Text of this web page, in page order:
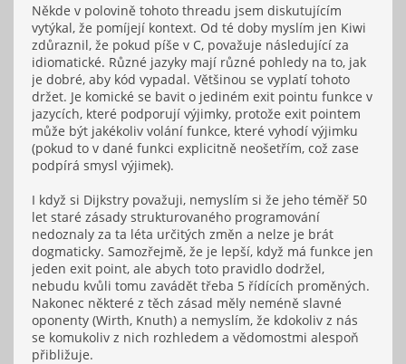
Někde v polovině tohoto threadu jsem diskutujícím
vytýkal, že pomíjejí kontext. Od té doby myslím jen Kiwi
zdůraznil, že pokud píše v C, považuje následující za
idiomatické. Různé jazyky mají různé pohledy na to, jak
je dobré, aby kód vypadal. Většinou se vyplatí tohoto
držet. Je komické se bavit o jediném exit pointu funkce v
jazycích, které podporují výjimky, protože exit pointem
může být jakékoliv volání funkce, které vyhodí výjimku
(pokud to v dané funkci explicitně neošetřím, což zase
podpírá smysl výjimek).
I když si Dijkstry považuji, nemyslím si že jeho téměř 50
let staré zásady strukturovaného programování
nedoznaly za ta léta určitých změn a nelze je brát
dogmaticky. Samozřejmě, že je lepší, když má funkce jen
jeden exit point, ale abych toto pravidlo dodržel,
nebudu kvůli tomu zavádět třeba 5 řídících proměných.
Nakonec některé z těch zásad měly neméně slavné
oponenty (Wirth, Knuth) a nemyslím, že kdokoliv z nás
se komukoliv z nich rozhledem a vědomostmi alespoň
přibližuje.